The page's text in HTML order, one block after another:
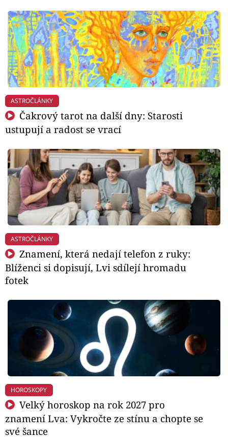
ASTROČLÁNKY
Čakrový tarot na další dny: Starosti
ustupují a radost se vrací
ASTROČLÁNKY
Znamení, která nedají telefon z ruky:
Blíženci si dopisují, Lvi sdílejí hromadu
fotek
HOROSKOPY
Velký horoskop na rok 2027 pro
znamení Lva: Vykročte ze stínu a chopte se
své šance